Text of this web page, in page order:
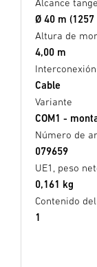
Alcance
Ø 40 m (1257
Altura de
4,00 m
Cable
Variante
COM1 -
Número de
079659
UE1, peso
0,161 kg
Contenido
1